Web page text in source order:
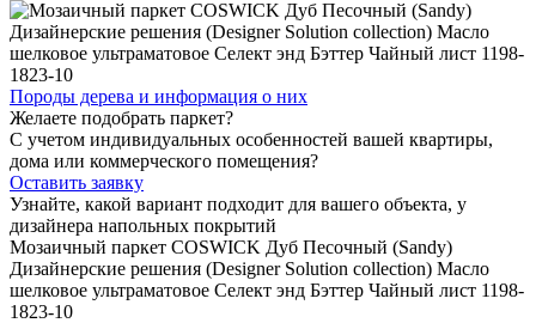
Породы дерева и информация о них
Желаете подобрать паркет?
С учетом индивидуальных особенностей вашей квартиры,
дома или коммерческого помещения?
Оставить заявку
Узнайте, какой вариант подходит для вашего объекта, у
дизайнера напольных покрытий
Мозаичный паркет COSWICK Дуб Песочный (Sandy)
Дизайнерские решения (Designer Solution collection) Масло
шелковое ультраматовое Селект энд Бэттер Чайный лист 1198-
1823-10